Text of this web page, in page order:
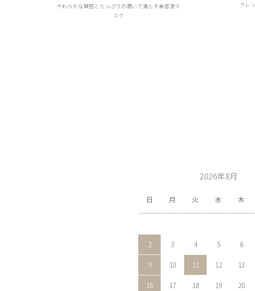
やわらかな質感とたっぷりの潤いで満たす美容液マ
スク
クレ
2026年8月
日 月 火 水 木
2 3 4 5 6
9 10 11 12 13
16 17 18 19 20